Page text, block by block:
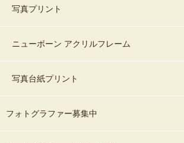
写真プリント
ニューボーン アクリルフレーム
写真台紙プリント
フォトグラファー募集中